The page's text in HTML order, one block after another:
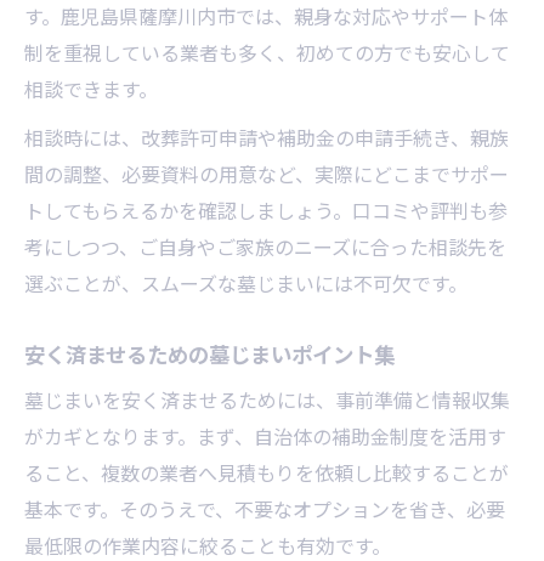
す。鹿児島県薩摩川内市では、親身な対応やサポート体
制を重視している業者も多く、初めての方でも安心して
相談できます。
相談時には、改葬許可申請や補助金の申請手続き、親族
間の調整、必要資料の用意など、実際にどこまでサポー
トしてもらえるかを確認しましょう。口コミや評判も参
考にしつつ、ご自身やご家族のニーズに合った相談先を
選ぶことが、スムーズな墓じまいには不可欠です。
安く済ませるための墓じまいポイント集
墓じまいを安く済ませるためには、事前準備と情報収集
がカギとなります。まず、自治体の補助金制度を活用す
ること、複数の業者へ見積もりを依頼し比較することが
基本です。そのうえで、不要なオプションを省き、必要
最低限の作業内容に絞ることも有効です。